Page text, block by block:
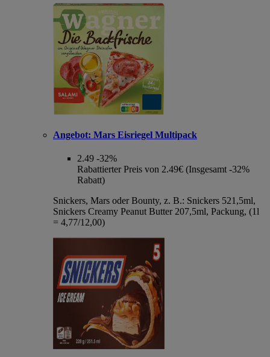
Angebot: Mars Eisriegel Multipack
2.49 -32%
Rabattierter Preis von 2.49€ (Insgesamt -32%
Rabatt)
Snickers, Mars oder Bounty, z. B.: Snickers 521,5ml,
Snickers Creamy Peanut Butter 207,5ml, Packung, (1l
= 4,77/12,00)